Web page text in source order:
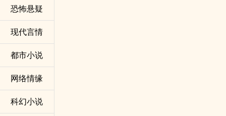
恐怖悬疑
现代言情
都市小说
网络情缘
科幻小说